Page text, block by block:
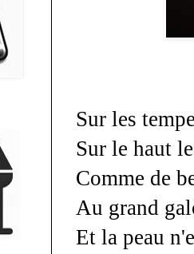
Sur les
Sur le haut
Comme de
Au grand
Et la peau